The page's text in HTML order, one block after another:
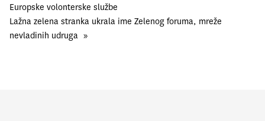
Europske volonterske službe
Lažna zelena stranka ukrala ime Zelenog foruma, mreže
nevladinih udruga »